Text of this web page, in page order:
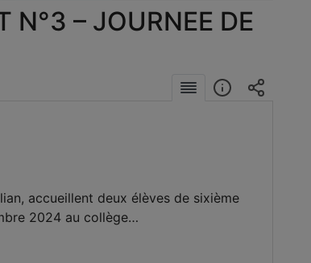
N°3 – JOURNEE DE
accueillent deux élèves de sixième
2024 au collège…